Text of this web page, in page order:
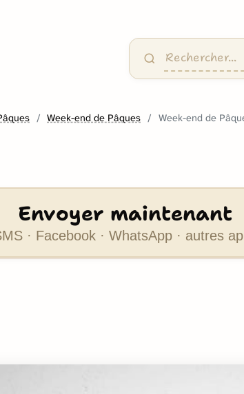
Week-end de Pâques Week-end de
Envoyer maintenant
· Facebook · WhatsApp · autres